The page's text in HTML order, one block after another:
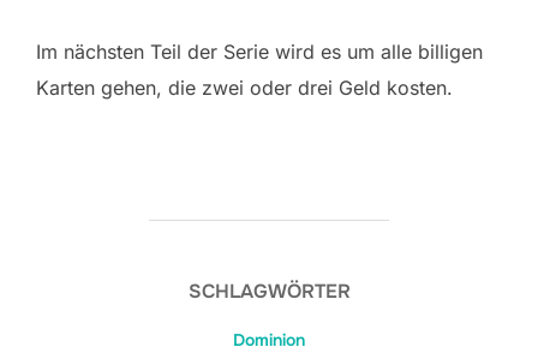
Im nächsten Teil der Serie wird es um alle billigen
Karten gehen, die zwei oder drei Geld kosten.
SCHLAGWÖRTER
Dominion